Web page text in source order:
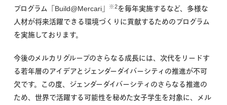
プログラム「Build@Mercari」
※2を毎年実施するなど、多様な
人材が将来活躍できる環境づくりに貢献するためのプログラム
を実施しております。
今後のメルカリグループのさらなる成長には、次代をリードす
る若年層のアイデアとジェンダーダイバーシティの推進が不可
欠です。この度、ジェンダーダイバーシティのさらなる推進の
ため、世界で活躍する可能性を秘めた女子学生を対象に、メル